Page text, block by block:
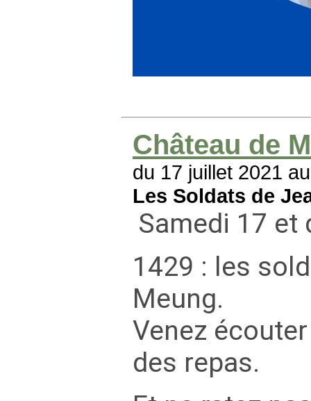
Château de
du 17 juillet 2021
Les Soldats de
Samedi 17 et
1429 : les
Meung.
Venez
des repas.